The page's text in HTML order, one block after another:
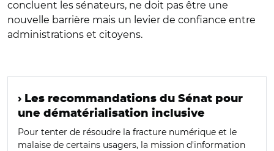
concluent les sénateurs, ne doit pas être une
nouvelle barrière mais un levier de confiance entre
administrations et citoyens.
› Les recommandations du Sénat pour
une dématérialisation inclusive
Pour tenter de résoudre la fracture numérique et le
malaise de certains usagers, la mission d'information